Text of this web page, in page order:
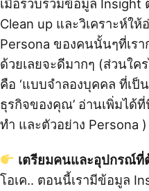
เมื่อรวบรวมข้อมูล Insight
Clean up และวิเคราะห์ให้
Persona ของคนนั้นๆที่เร
ด้วยเลยจะดีมากๆ (ส่วนใค
คือ ‘แบบจำลองบุคคล ที่เ
ธุรกิจของคุณ’ อ่านเพิ่มได้ที่
ทำ และตัวอย่าง Persona )
เตรียมคนและอุปกรณ์ที่
โอเค.. ตอนนี้เรามีข้อมูล